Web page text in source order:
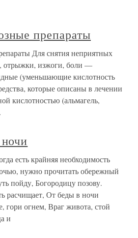
препараты
Для снятия неприятных
отрыжки, изжоги, боли —
(уменьшающие кислотность
которые описаны в лечении
кислотностью (альмагель,
есть крайняя необходимость
нужно прочитать обережный
пойду, Богородицу позову.
расчищает, От беды в ночи
гори огнем, Враг живота, стой
и